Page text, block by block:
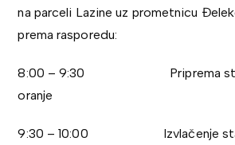
na parceli Lazine uz prometnicu
prema rasporedu:
8:00 – 9:30 Priprema
oranje
9:30 – 10:00 Izvlačenje